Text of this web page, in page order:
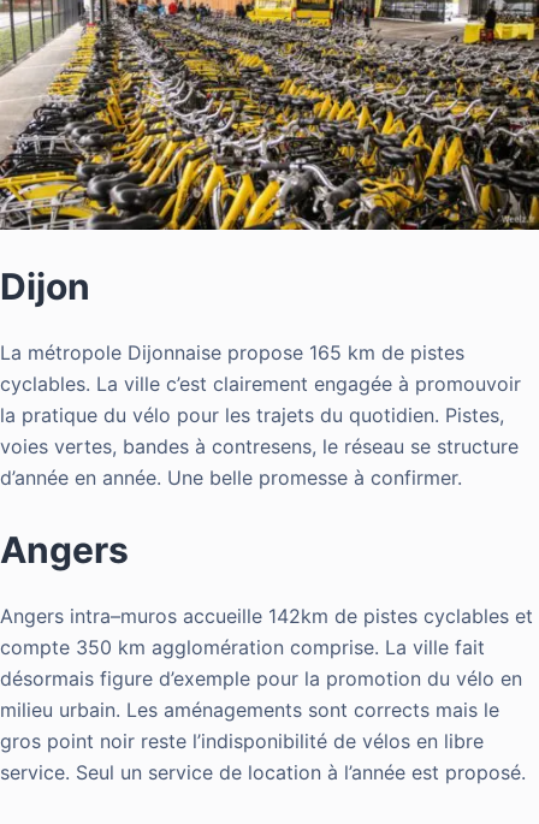
Dijon
La métropole Dijonnaise propose 165 km de pistes
cyclables. La ville c’est clairement engagée à promouvoir
la pratique du vélo pour les trajets du quotidien. Pistes,
voies vertes, bandes à contresens, le réseau se structure
d’année en année. Une belle promesse à confirmer.
Angers
Angers intra–muros accueille 142km de pistes cyclables et
compte 350 km agglomération comprise. La ville fait
désormais figure d’exemple pour la promotion du vélo en
milieu urbain. Les aménagements sont corrects mais le
gros point noir reste l’indisponibilité de vélos en libre
service. Seul un service de location à l’année est proposé.